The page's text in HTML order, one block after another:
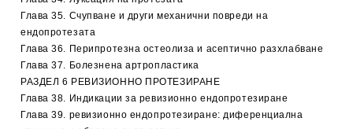
Глава 35. Счупване и други механични повреди на
ендопротезата
Глава 36. Перипротезна остеолиза и асептично разхлабване
Глава 37. Болезнена артропластика
РАЗДЕЛ 6 РЕВИЗИОННО ПРОТЕЗИРАНЕ
Глава 38. Индикации за ревизионно ендопротезиране
Глава 39. ревизионно ендопротезиране: диференциална